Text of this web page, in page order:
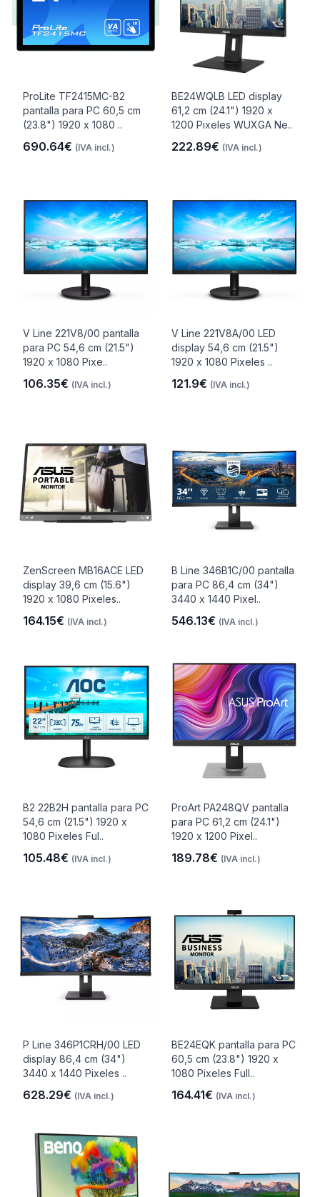
ProLite TF2415MC-B2
pantalla para PC 60,5 cm
(23.8") 1920 x 1080 ..
690.64€ (IVA incl.)
BE24WQLB LED display
61,2 cm (24.1") 1920 x
1200 Pixeles WUXGA Ne..
222.89€ (IVA incl.)
V Line 221V8/00 pantalla
para PC 54,6 cm (21.5")
1920 x 1080 Pixe..
106.35€ (IVA incl.)
V Line 221V8A/00 LED
display 54,6 cm (21.5")
1920 x 1080 Pixeles ..
121.9€ (IVA incl.)
ZenScreen MB16ACE LED
display 39,6 cm (15.6")
1920 x 1080 Pixeles..
164.15€ (IVA incl.)
B Line 346B1C/00 pantalla
para PC 86,4 cm (34")
3440 x 1440 Pixel..
546.13€ (IVA incl.)
B2 22B2H pantalla para PC
54,6 cm (21.5") 1920 x
1080 Pixeles Ful..
105.48€ (IVA incl.)
ProArt PA248QV pantalla
para PC 61,2 cm (24.1")
1920 x 1200 Pixel..
189.78€ (IVA incl.)
P Line 346P1CRH/00 LED
display 86,4 cm (34")
3440 x 1440 Pixeles ..
628.29€ (IVA incl.)
BE24EQK pantalla para PC
60,5 cm (23.8") 1920 x
1080 Pixeles Full..
164.41€ (IVA incl.)